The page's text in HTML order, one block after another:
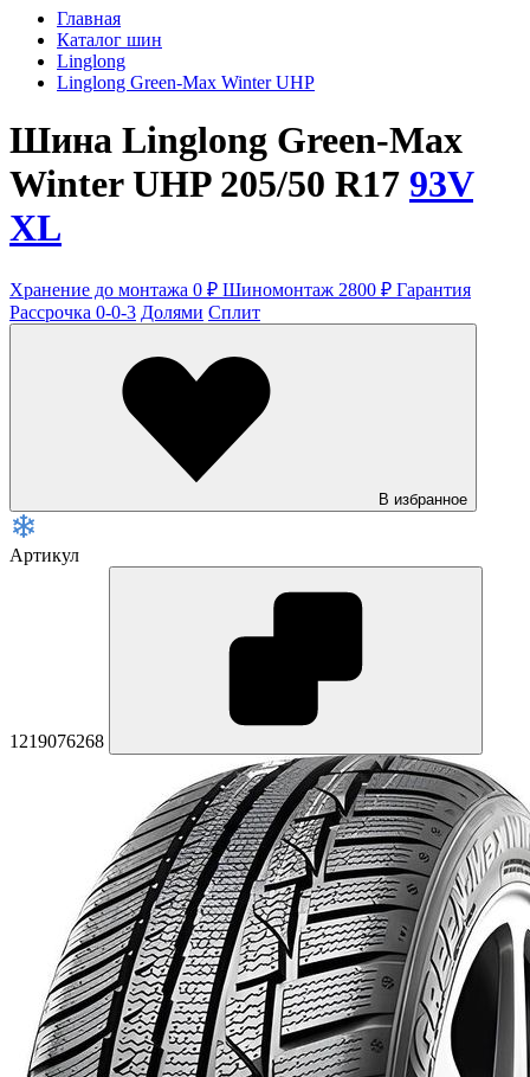
Главная
Каталог шин
Linglong
Linglong Green-Max Winter UHP
Шина Linglong Green-Max
Winter UHP 205/50 R17 93V
XL
Хранение до монтажа 0 ₽ Шиномонтаж 2800 ₽ Гарантия
Рассрочка 0-0-3 Долями Сплит
В избранное
Артикул
1219076268